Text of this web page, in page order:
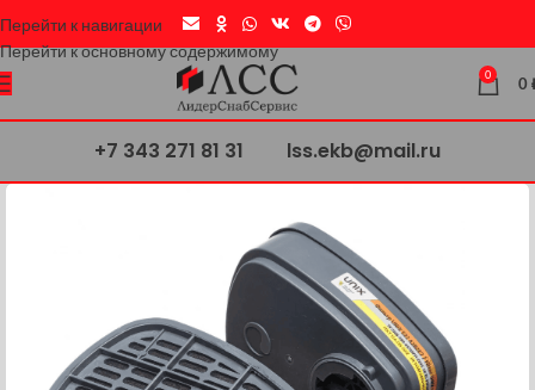
Перейти к навигации
Перейти к основному содержимому
0 0
+7 343 271 81 31 lss.ekb@mail.ru